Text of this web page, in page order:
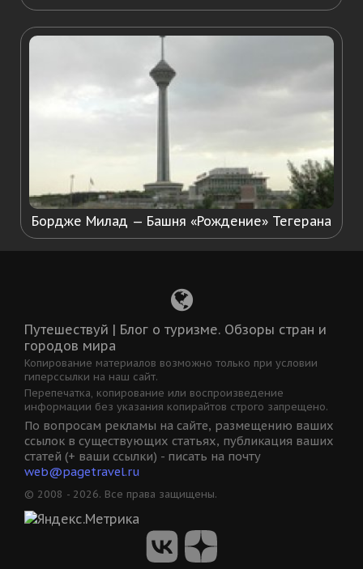
Бордже Милад — Башня «Рождение» Тегерана
Путешествуй | Блог о туризме. Обзоры стран и
городов мира
Копирование материалов возможно только при условии
гиперссылки на наш сайт.
Перепечатка, копирование или воспроизведение
информации без указания копирайтов строго запрещено.
По вопросам рекламы на сайте, размещению ваших
ссылок в существующих статьях, публикация ваших
статей (+ ваши ссылки) - писать на почту
web@pagetravel.ru
© 2008 - 2026. Все права защищены.